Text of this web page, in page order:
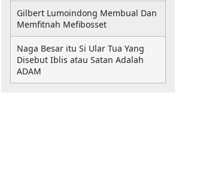
Gilbert Lumoindong Membual Dan
Memfitnah Mefibosset
Naga Besar itu Si Ular Tua Yang
Disebut Iblis atau Satan Adalah
ADAM